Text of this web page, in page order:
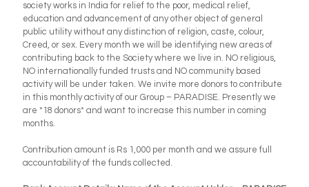
society works in India for relief to the poor, medical relief,
education and advancement of any other object of general
public utility without any distinction of religion, caste, colour,
Creed, or sex. Every month we will be identifying new areas of
contributing back to the Society where we live in. NO religious,
NO internationally funded trusts and NO community based
activity will be under taken. We invite more donors to contribute
in this monthly activity of our Group – PARADISE. Presently we
are *18 donors* and want to increase this number in coming
months.
Contribution amount is Rs 1,000 per month and we assure full
accountability of the funds collected.